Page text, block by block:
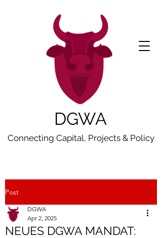
DGWA
Connecting Capital, Projects & Policy
Post
NEUES DGWA MANDAT:
DGWA
Apr 2, 2025